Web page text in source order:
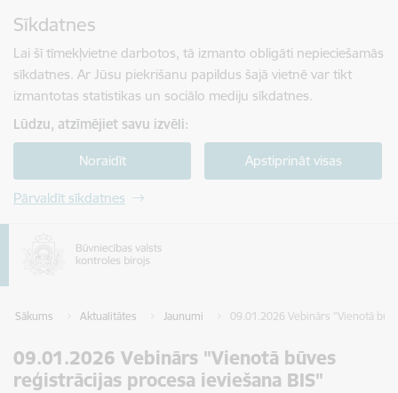
Sīkdatnes
Lai šī tīmekļvietne darbotos, tā izmanto obligāti nepieciešamās
sīkdatnes. Ar Jūsu piekrišanu papildus šajā vietnē var tikt
izmantotas statistikas un sociālo mediju sīkdatnes.
Lūdzu, atzīmējiet savu izvēli:
Noraidīt Apstiprināt visas
Pārvaldīt sīkdatnes
Sākums Aktualitātes Jaunumi 09.01.2026 Vebinārs "Vienotā
09.01.2026 Vebinārs "Vienotā būves
reģistrācijas procesa ieviešana BIS"